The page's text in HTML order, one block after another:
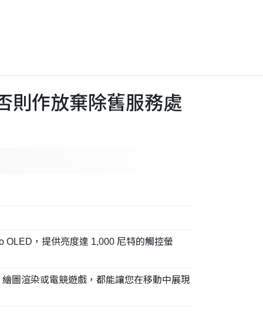
則作放棄除舊服務處
OLED，提供亮度達 1,000 尼特的觸控螢
圖渲染或電競遊戲，都能讓您在移動中展現